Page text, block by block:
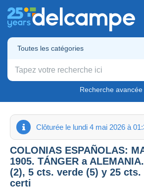
Toutes les catégories
Recherche avancée
Clôturée le lundi 4 mai 2026 à
COLONIAS ESPAÑOLAS:
1905. TÁNGER a
(2), 5 cts. verde (5) y 25 cts.
certi